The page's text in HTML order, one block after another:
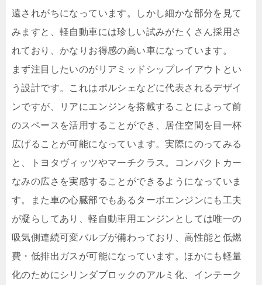
遠されがちになっています。しかし細かな部分を見て
みますと、軽自動車には珍しい試みがたくさん採用さ
れており、かなりお得感の高い車になっています。
まず注目したいのがリアミッドシップレイアウトとい
う設計です。これはポルシェなどに代表されるデザイ
ンですが、リアにエンジンを搭載することによって前
のスペースを活用することができ、居住空間を目一杯
広げることが可能になっています。実際にのってみる
と、トヨタヴィッツやマーチクラス。コンパクトカー
なみの広さを実感することができるようになっていま
す。また車の心臓部でもあるターボエンジンにも工夫
が凝らしてあり、軽自動車用エンジンとしては唯一の
吸気側連続可変バルブが備わっており、高性能と低燃
費・低排出ガスが可能になっています。ほかにも軽量
化のためにシリンダブロックのアルミ化、インテーク